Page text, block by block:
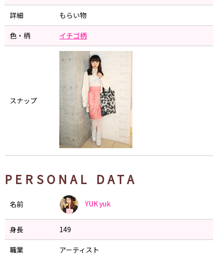
詳細 もらい物
色・柄 イチゴ柄
スナップ
PERSONAL DATA
名前 YUKyuk
身長 149
職業 アーティスト